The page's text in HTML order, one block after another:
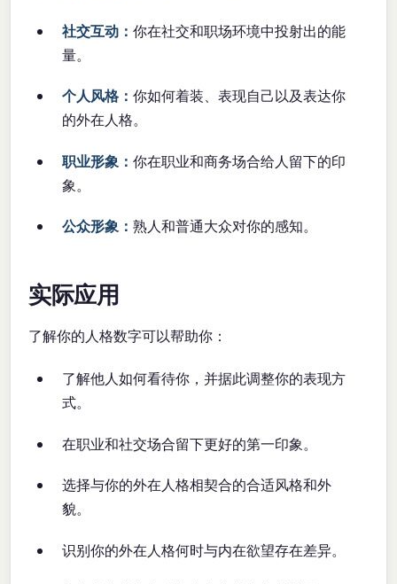
社交互动：你在社交和职场环境中投射出的能
量。
个人风格：你如何着装、表现自己以及表达你
的外在人格。
职业形象：你在职业和商务场合给人留下的印
象。
公众形象：熟人和普通大众对你的感知。
实际应用
了解你的人格数字可以帮助你：
了解他人如何看待你，并据此调整你的表现方
式。
在职业和社交场合留下更好的第一印象。
选择与你的外在人格相契合的合适风格和外
貌。
识别你的外在人格何时与内在欲望存在差异。